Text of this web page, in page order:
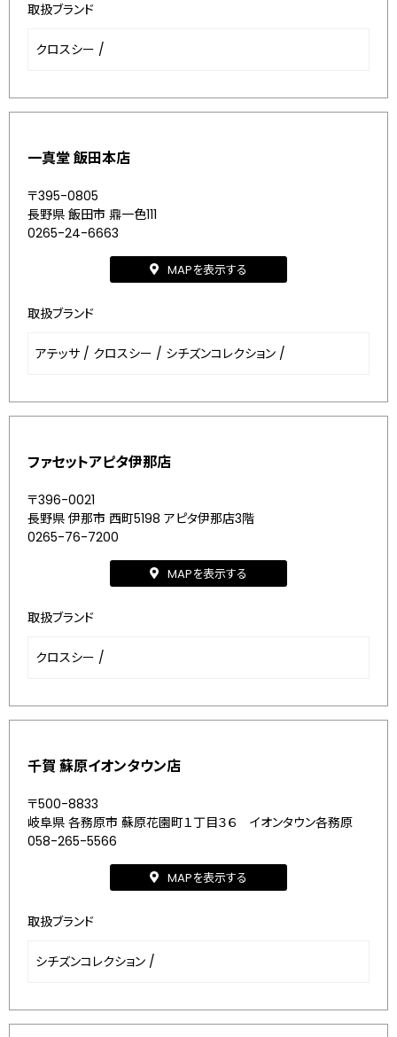
取扱ブランド
クロスシー /
一真堂 飯田本店
〒395-0805
長野県 飯田市 鼎一色111
0265-24-6663
MAPを表示する
取扱ブランド
アテッサ / クロスシー / シチズンコレクション /
ファセットアピタ伊那店
〒396-0021
長野県 伊那市 西町5198 アピタ伊那店3階
0265-76-7200
MAPを表示する
取扱ブランド
クロスシー /
千賀 蘇原イオンタウン店
〒500-8833
岐阜県 各務原市 蘇原花園町１丁目３６ イオンタウン各務原
058-265-5566
MAPを表示する
取扱ブランド
シチズンコレクション /